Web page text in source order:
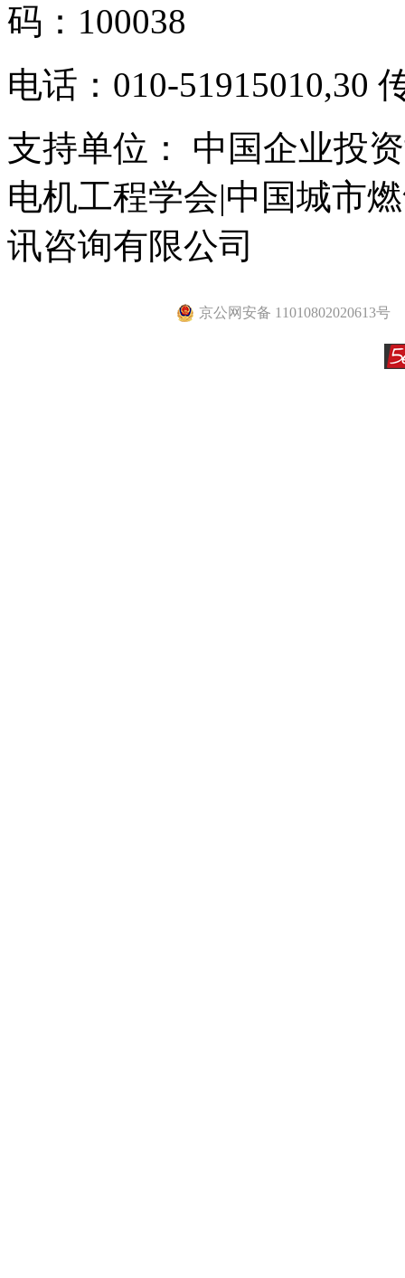
码：100038
电话：010-51915010,30
支持单位： 中国企业投
电机工程学会|中国城市
讯咨询有限公司
京公网安备 11010802020613号